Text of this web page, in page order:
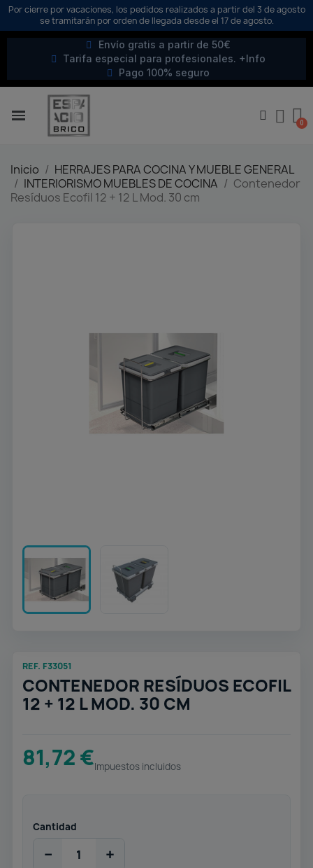
Por cierre por vacaciones, los pedidos realizados a partir del 3 de agosto
se tramitarán por orden de llegada desde el 17 de agosto.
Envío gratis a partir de 50€
Tarifa especial para profesionales. +Info
Pago 100% seguro
Inicio
HERRAJES PARA COCINA Y MUEBLE GENERAL
INTERIORISMO MUEBLES DE COCINA
Contenedor
Resíduos Ecofil 12 + 12 L Mod. 30 cm
REF. F33051
CONTENEDOR RESÍDUOS ECOFIL
12 + 12 L MOD. 30 CM
81,72 €Impuestos incluidos
Cantidad
− +